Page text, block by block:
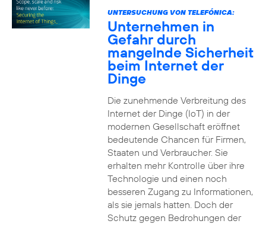
UNTERSUCHUNG VON TELEFÓNICA:
Unternehmen in
Gefahr durch
mangelnde Sicherheit
beim Internet der
Dinge
Die zunehmende Verbreitung des
Internet der Dinge (IoT) in der
modernen Gesellschaft eröffnet
bedeutende Chancen für Firmen,
Staaten und Verbraucher. Sie
erhalten mehr Kontrolle über ihre
Technologie und einen noch
besseren Zugang zu Informationen,
als sie jemals hatten. Doch der
Schutz gegen Bedrohungen der